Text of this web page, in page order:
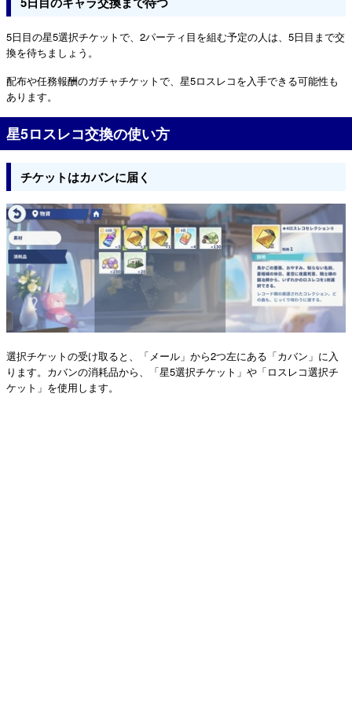
5日目の星5選択チケットで、2パーティ目を組む予定の人は、5日目まで交
換を待ちましょう。
配布や任務報酬のガチャチケットで、星5ロスレコを入手できる可能性も
あります。
星5ロスレコ交換の使い方
チケットはカバンに届く
選択チケットの受け取ると、「メール」から2つ左にある「カバン」に入
ります。カバンの消耗品から、「星5選択チケット」や「ロスレコ選択チ
ケット」を使用します。